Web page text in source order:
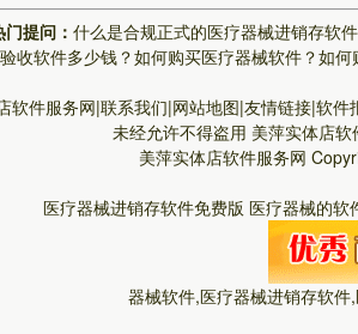
提问： 什么是合规正式的医疗器械进销存软
收软件多少钱？如何购买医疗器械软件？如何
软件服务网|联系我们|网站地图|友情链接|软
未经允许不得盗用 美萍实体店软
美萍实体店软件服务网
医疗器械进销存软件免费版 医疗器械的
器械软件,医疗器械进销存软